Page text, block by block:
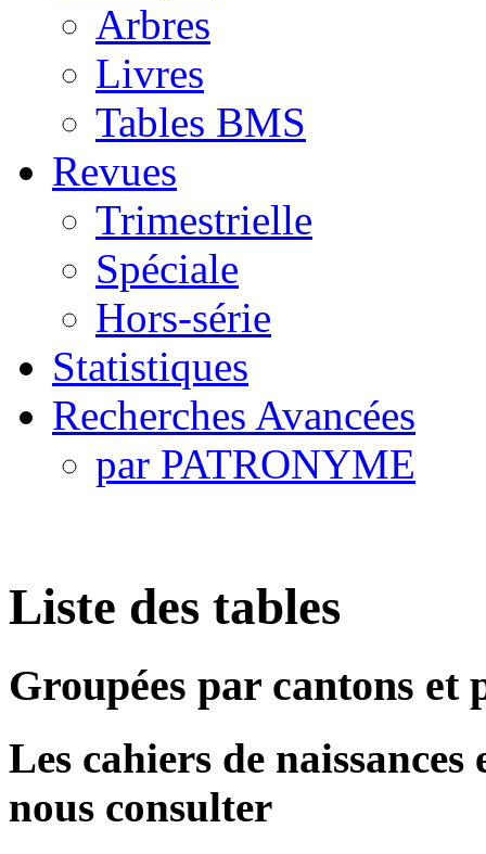
Arbres
Livres
Tables BMS
Revues
Trimestrielle
Spéciale
Hors-série
Statistiques
Recherches Avancées
par PATRONYME
Liste des tables
Groupées par cantons et
Les cahiers de
nous consulter